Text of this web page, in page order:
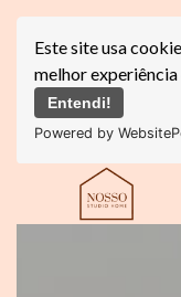
Este site usa
melhor experiência
Entendi!
Powered by